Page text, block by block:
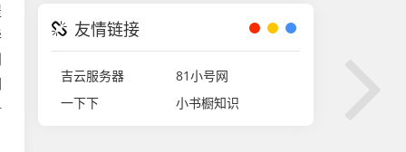
友情链接
吉云服务器
81小号网
一下下
小书橱知识